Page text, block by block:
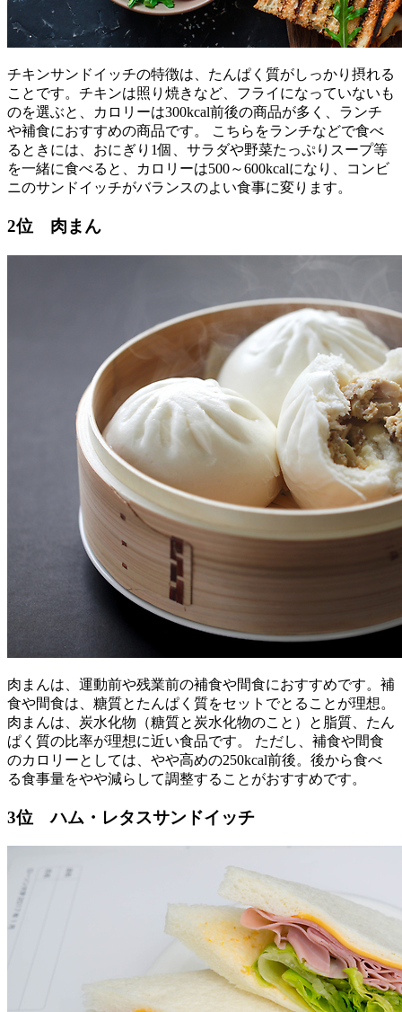
チキンサンドイッチの特徴は、たんぱく質がしっかり摂れる
ことです。チキンは照り焼きなど、フライになっていないも
のを選ぶと、カロリーは300kcal前後の商品が多く、ランチ
や補食におすすめの商品です。 こちらをランチなどで食べ
るときには、おにぎり1個、サラダや野菜たっぷりスープ等
を一緒に食べると、カロリーは500～600kcalになり、コンビ
ニのサンドイッチがバランスのよい食事に変ります。
2位 肉まん
肉まんは、運動前や残業前の補食や間食におすすめです。補
食や間食は、糖質とたんぱく質をセットでとることが理想。
肉まんは、炭水化物（糖質と炭水化物のこと）と脂質、たん
ぱく質の比率が理想に近い食品です。 ただし、補食や間食
のカロリーとしては、やや高めの250kcal前後。後から食べ
る食事量をやや減らして調整することがおすすめです。
3位 ハム・レタスサンドイッチ